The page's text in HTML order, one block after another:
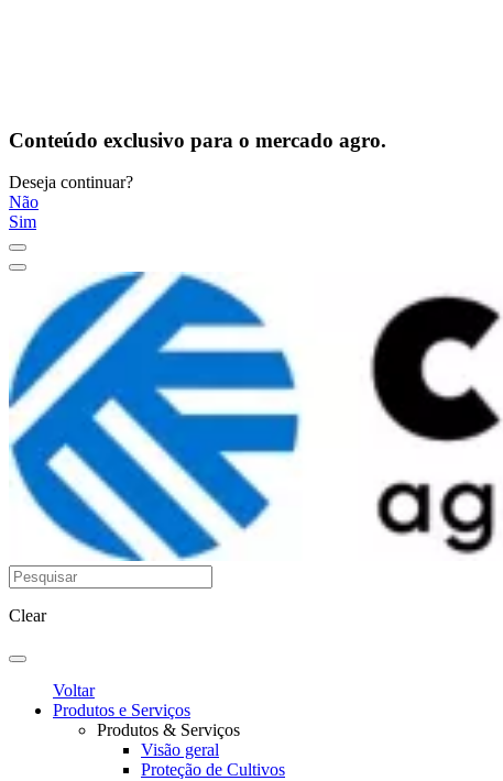
Conteúdo exclusivo para o mercado agro.
Deseja continuar?
Não
Sim
Clear
Voltar
Produtos e Serviços
Produtos & Serviços
Visão geral
Proteção de Cultivos